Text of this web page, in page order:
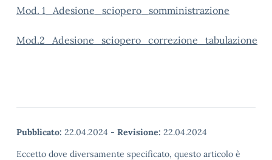
Mod. 1_Adesione_sciopero_somministrazione
Mod.2_Adesione_sciopero_correzione_tabulazione
Pubblicato: 22.04.2024 - Revisione: 22.04.2024
Eccetto dove diversamente specificato, questo articolo è